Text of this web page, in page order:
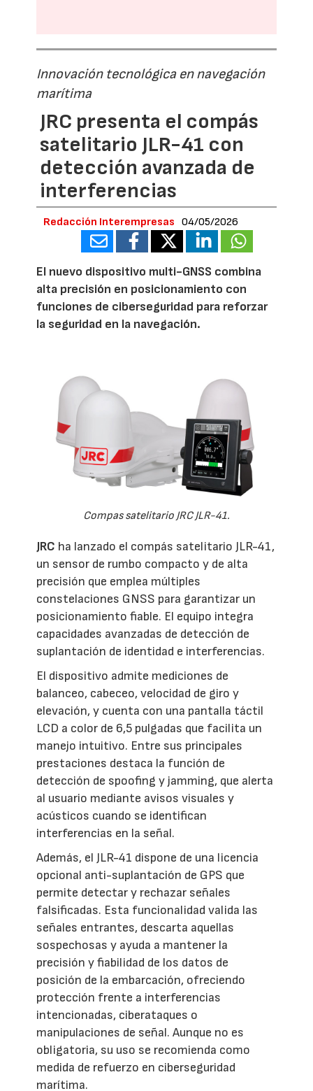
Innovación tecnológica en navegación
marítima
JRC presenta el compás
satelitario JLR-41 con
detección avanzada de
interferencias
Redacción Interempresas 04/05/2026
El nuevo dispositivo multi-GNSS combina
alta precisión en posicionamiento con
funciones de ciberseguridad para reforzar
la seguridad en la navegación.
Compas satelitario JRC JLR-41.
JRC ha lanzado el compás satelitario JLR-41,
un sensor de rumbo compacto y de alta
precisión que emplea múltiples
constelaciones GNSS para garantizar un
posicionamiento fiable. El equipo integra
capacidades avanzadas de detección de
suplantación de identidad e interferencias.
El dispositivo admite mediciones de
balanceo, cabeceo, velocidad de giro y
elevación, y cuenta con una pantalla táctil
LCD a color de 6,5 pulgadas que facilita un
manejo intuitivo. Entre sus principales
prestaciones destaca la función de
detección de spoofing y jamming, que alerta
al usuario mediante avisos visuales y
acústicos cuando se identifican
interferencias en la señal.
Además, el JLR-41 dispone de una licencia
opcional anti-suplantación de GPS que
permite detectar y rechazar señales
falsificadas. Esta funcionalidad valida las
señales entrantes, descarta aquellas
sospechosas y ayuda a mantener la
precisión y fiabilidad de los datos de
posición de la embarcación, ofreciendo
protección frente a interferencias
intencionadas, ciberataques o
manipulaciones de señal. Aunque no es
obligatoria, su uso se recomienda como
medida de refuerzo en ciberseguridad
marítima.